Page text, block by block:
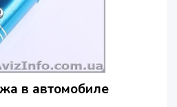
в автомобиле